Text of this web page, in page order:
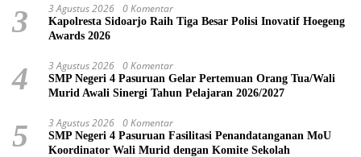
3 3 Agustus 2026 0 Komentar
Kapolresta Sidoarjo Raih Tiga Besar Polisi Inovatif Hoegeng
Awards 2026
4 3 Agustus 2026 0 Komentar
SMP Negeri 4 Pasuruan Gelar Pertemuan Orang Tua/Wali
Murid Awali Sinergi Tahun Pelajaran 2026/2027
5 3 Agustus 2026 0 Komentar
SMP Negeri 4 Pasuruan Fasilitasi Penandatanganan MoU
Koordinator Wali Murid dengan Komite Sekolah